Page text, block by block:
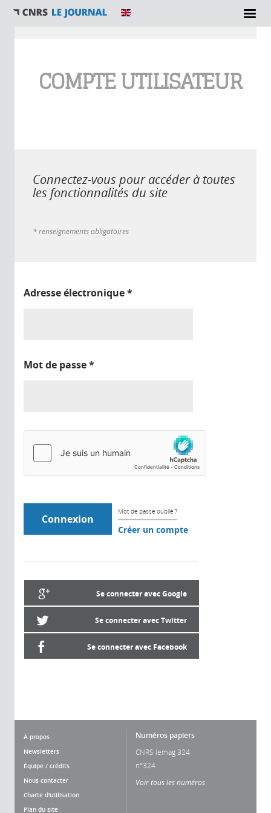
COMPTE UTILISATEUR
Connectez-vous pour accéder à toutes
les fonctionnalités du site
* renseignements obligatoires
Adresse électronique*
Mot de passe*
Mot de passe oublié ?
Créer un compte
Se connecter avec Google
Se connecter avec Twitter
Se connecter avec Facebook
À propos
Newsletters
Équipe / crédits
Nous contacter
Charte d'utilisation
Plan du site
Numéros papiers
CNRS lemag 324
n°324
Voir tous les numéros